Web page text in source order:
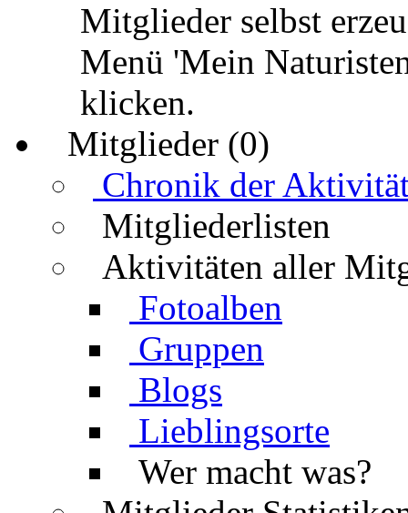
Mitglieder selbst
Menü 'Mein
klicken.
Mitglieder (0)
Chronik der
Mitgliederlisten
Aktivitäten aller
Fotoalben
Gruppen
Blogs
Lieblingsorte
Wer macht was?